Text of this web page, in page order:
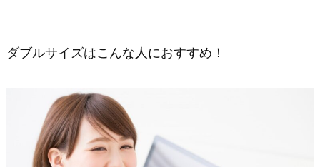
ダブルサイズはこんな人におすすめ！